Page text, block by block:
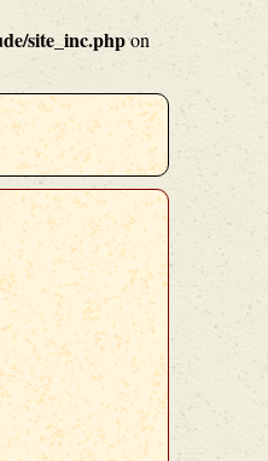
site_inc.phpon